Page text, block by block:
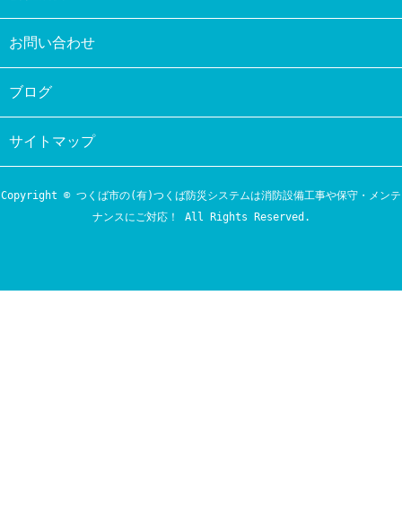
お問い合わせ
ブログ
サイトマップ
Copyright © つくば市の(有)つくば防災システムは消防設備工事や保守・メンテ
ナンスにご対応！ All Rights Reserved.